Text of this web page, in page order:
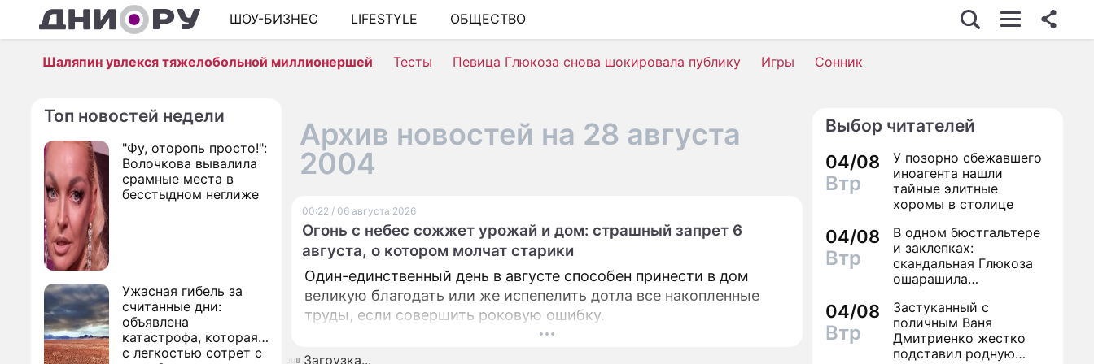
ШОУ-БИЗНЕС LIFESTYLE
ОБЩЕСТВО
ШОУ-БИЗНЕС
АВТО
НЕДВИЖИМОСТЬ
ПРОИСШЕСТВИЯ
СТИЛЬ ЖИЗНИ
Шаляпин увлекся тяжелобольной миллионершей Тесты Певица Глюкоза снова шокировала публику Игры Сонник
Топ новостей недели
"Фу, оторопь просто!":
Волочкова вывалила
срамные места в
бесстыдном неглиже
Ужасная гибель за
считанные дни:
объявлена
катастрофа, которая
с легкостью сотрет с
Архив новостей на 28 августа
2004
00:22 / 06 августа 2026
Огонь с небес сожжет урожай и дом: страшный запрет 6
августа, о котором молчат старики
Один-единственный день в августе способен принести в дом
великую благодать или же испепелить дотла все накопленные
труды, если совершить роковую ошибку.
Загрузка...
Выбор читателей
04/08
Втр
У позорно сбежавшего
иноагента нашли
тайные элитные
хоромы в столице
04/08
Втр
В одном бюстгальтере
и заклепках:
скандальная Глюкоза
ошарашила
столичного магазина
полуголым видом
04/08
Втр
Застуканный с
поличным Ваня
Дмитриенко жестко
подставил родную